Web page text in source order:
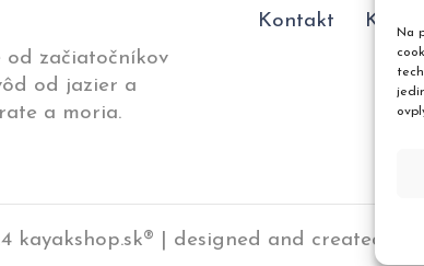
Na
od začiatočníkov
od jazier a
a moria.
Kontakt
kayakshop.sk® | designed and created by